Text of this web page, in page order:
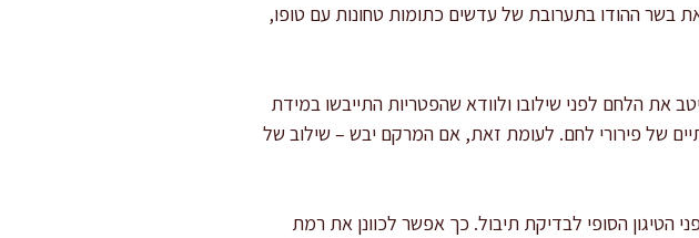
בשר ההודו בתערובת של עדשים כתומות טחונות עם טופו,
את הלחם לפני שילובו ולוודא שהפטריות התייבשו במידת
של פירורי לחם. לעומת זאת, אם המרקם יבש – שילוב של
הטיגון הסופי לבדיקת תיבול. כך אפשר לכוונן את רמת